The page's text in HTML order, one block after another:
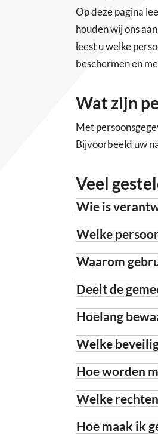
Op deze pagina
houden wij ons
leest u welke
beschermen en
Wat zijn
Met
Bijvoorbeeld uw
Veel
Wie is
Welke
Waarom
Deelt de
Hoelang
Welke
Hoe worden
Welke
Hoe maak ik